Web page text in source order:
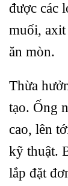
được các
muối,
ăn mòn.
Thừa
tạo. Ống
cao, lên
kỹ thuật.
lắp đặt